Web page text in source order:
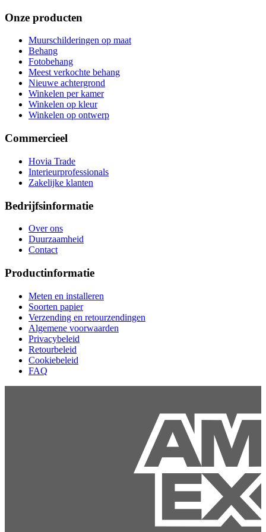
Onze producten
Muurschilderingen op maat
Behang
Fotobehang
Meest verkochte behang
Nieuwe achtergrond
Winkelen per kamer
Winkelen op kleur
Winkelen op ontwerp
Commercieel
Hovia Trade
Interieurprofessionals
Zakelijke klanten
Bedrijfsinformatie
Over ons
Duurzaamheid
Contact
Productinformatie
Meten en installeren
Soorten papier
Verzending en retourzendingen
Algemene voorwaarden
Privacybeleid
Retourbeleid
Cookiebeleid
FAQ